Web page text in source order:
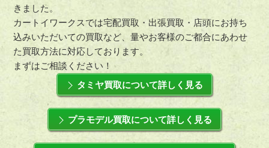
きました。
カートイワークスでは宅配買取・出張買取・店頭にお持ち
込みいただいての買取など、量やお客様のご都合にあわせ
た買取方法に対応しております。
まずはご相談ください！
タミヤ買取について詳しく見る
プラモデル買取について詳しく見る